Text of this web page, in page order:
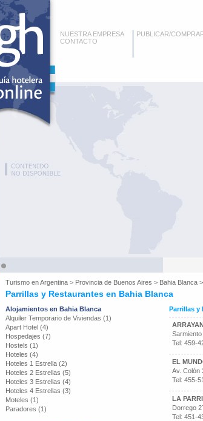
NUESTRA EMPRESA
CONTACTO
PUBLICAR/
Turismo enArgentina > Provincia de Buenos Aires > Bahia Blanca >
Parrillas y Restaurantes en Bahia Blanca
Alojamientos en Bahia Blanca
Alquiler Temporario de Viviendas (1)
Apart Hotel (4)
Hospedajes (7)
Hostels (1)
Hoteles (4)
Hoteles 1 Estrella (2)
Hoteles 2 Estrellas (5)
Hoteles 3 Estrellas (4)
Hoteles 4 Estrellas (3)
Moteles (1)
Paradores (1)
Parrillas y
Tel: 459-
EL
Av. Colón
Tel: 455-
LA
Dorrego
Tel: 451-